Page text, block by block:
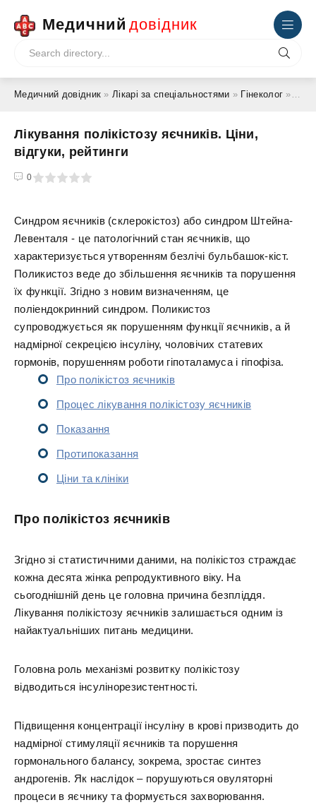
Медичний довідник
Медичний довідник »Лікарі за спеціальностями » Гінеколог » Лікування полікістозу яєчників. Ціни, відгуки, рейтинги
Лікування полікістозу яєчників. Ціни,
відгуки, рейтинги
0
5
Синдром яєчників (склерокістоз) або синдром Штейна-
Левенталя - це патологічний стан яєчників, що
характеризується утворенням безлічі бульбашок-кіст.
Поликистоз веде до збільшення яєчників та порушення
їх функції. Згідно з новим визначенням, це
поліендокринний синдром. Поликистоз
супроводжується як порушенням функції яєчників, а й
надмірної секрецією інсуліну, чоловічих статевих
гормонів, порушенням роботи гіпоталамуса і гіпофіза.
Про полікістоз яєчників
Процес лікування полікістозу яєчників
Показання
Протипоказання
Ціни та клініки
Про полікістоз яєчників
Згідно зі статистичними даними, на полікістоз страждає
кожна десята жінка репродуктивного віку. На
сьогоднішній день це головна причина безпліддя.
Лікування полікістозу яєчників залишається одним із
найактуальніших питань медицини.
Головна роль механізмі розвитку полікістозу
відводиться інсулінорезистентності.
Підвищення концентрації інсуліну в крові призводить до
надмірної стимуляції яєчників та порушення
гормонального балансу, зокрема, зростає синтез
андрогенів. Як наслідок – порушуються овуляторні
процеси в яєчнику та формується захворювання.